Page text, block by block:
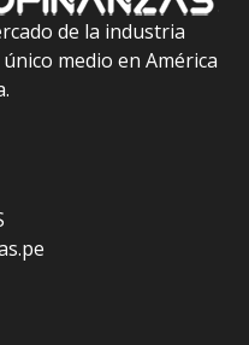
de la industria
medio en América